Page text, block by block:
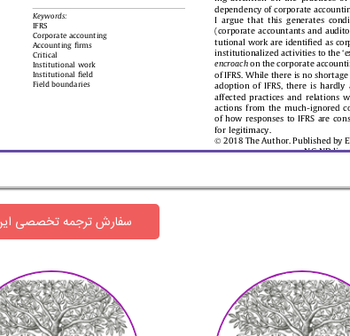
سفارش ترجمه تخصصی